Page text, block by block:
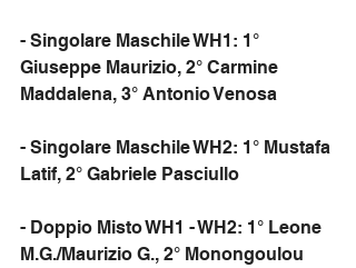
- Singolare Maschile WH1: 1°
Giuseppe Maurizio, 2° Carmine
Maddalena, 3° Antonio Venosa
- Singolare Maschile WH2: 1° Mustafa
Latif, 2° Gabriele Pasciullo
- Doppio Misto WH1 - WH2: 1° Leone
M.G./Maurizio G., 2° Monongoulou